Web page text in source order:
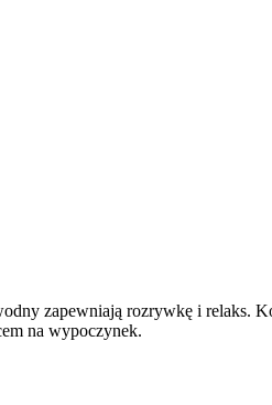
zapewniają rozrywkę i relaks.
na wypoczynek.